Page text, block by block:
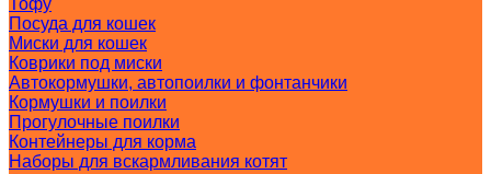
Тофу
Посуда для кошек
Миски для кошек
Коврики под миски
Автокормушки, автопоилки и фонтанчики
Кормушки и поилки
Прогулочные поилки
Контейнеры для корма
Наборы для вскармливания котят